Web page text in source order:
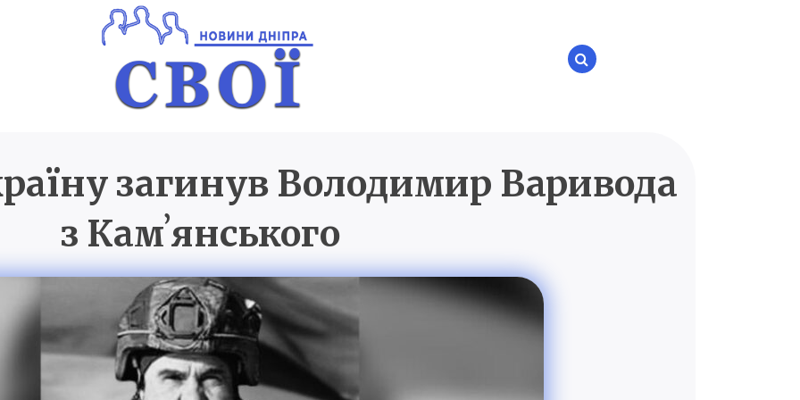
SVOI.DP.UA
Новини Дніпра
загинув Володимир Варивода
з Камʼянського